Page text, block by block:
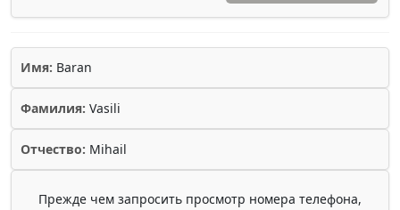
Имя: Baran
Фамилия: Vasili
Отчество: Mihail
Прежде чем запросить просмотр номера телефона,